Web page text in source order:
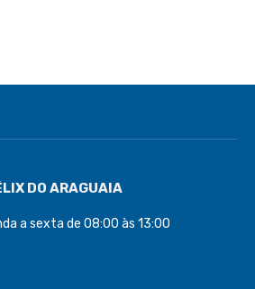
DO ARAGUAIA
a sexta de 08:00 às 13:00